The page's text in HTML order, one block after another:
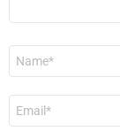
Nom
E-
mail
*